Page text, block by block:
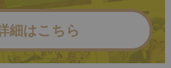
細はこちら